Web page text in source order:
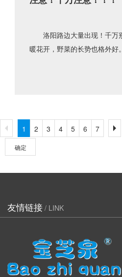
洛阳路边大量出现！千万
暖花开，野菜的长势也格外好
1 2 3 4 5 6 7
确定
友情链接 / LINK